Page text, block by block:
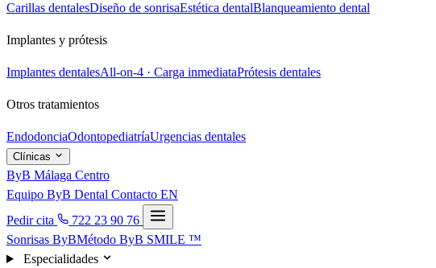
Carillas dentalesDiseño de sonrisaEstética dentalBlanqueamiento dental
Implantes y prótesis
Implantes dentalesAll-on-4 · Carga inmediataPrótesis dentales
Otros tratamientos
EndodonciaOdontopediatríaUrgencias dentales
Clínicas
ByB Málaga Centro
Equipo ByB Dental Contacto EN
Pedir cita
722 23 90 76
Sonrisas ByBMétodo ByB SMILE ™
Especialidades